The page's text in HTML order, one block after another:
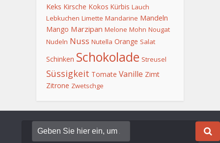
Keks Kirsche Kokos Kürbis Lauch
Lebkuchen Limette Mandarine Mandeln
Mango Marzipan Melone Mohn Nougat
Nudeln Nuss Nutella Orange Salat
Schinken Schokolade Streusel
Süssigkeit Tomate Vanille Zimt
Zitrone Zwetschge